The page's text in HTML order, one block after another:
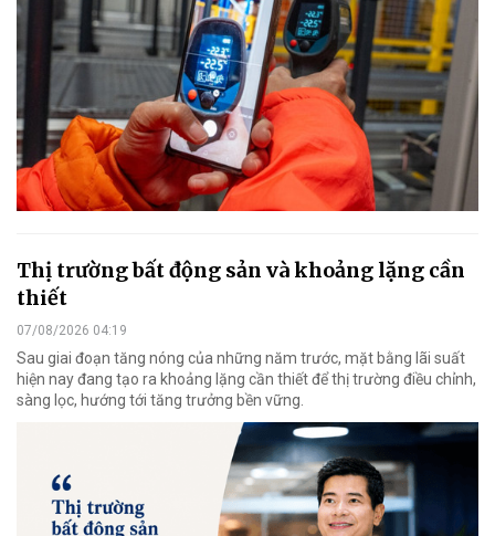
Thị trường bất động sản và khoảng lặng cần
thiết
07/08/2026 04:19
Sau giai đoạn tăng nóng của những năm trước, mặt bằng lãi suất
hiện nay đang tạo ra khoảng lặng cần thiết để thị trường điều chỉnh,
sàng lọc, hướng tới tăng trưởng bền vững.